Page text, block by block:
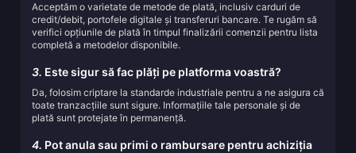
Acceptăm o varietate de metode de plată, inclusiv carduri de
credit/debit, portofele digitale și transferuri bancare. Te rugăm să
verifici opțiunile de plată în timpul finalizării comenzii pentru lista
completă a metodelor disponibile.
3. Este sigur să fac plăți pe platforma voastră?
Da, folosim criptare la standarde industriale pentru a ne asigura că
toate tranzacțiile sunt sigure. Informațiile tale personale și de
plată sunt protejate în permanență.
4. Pot anula sau primi o rambursare pentru achiziția